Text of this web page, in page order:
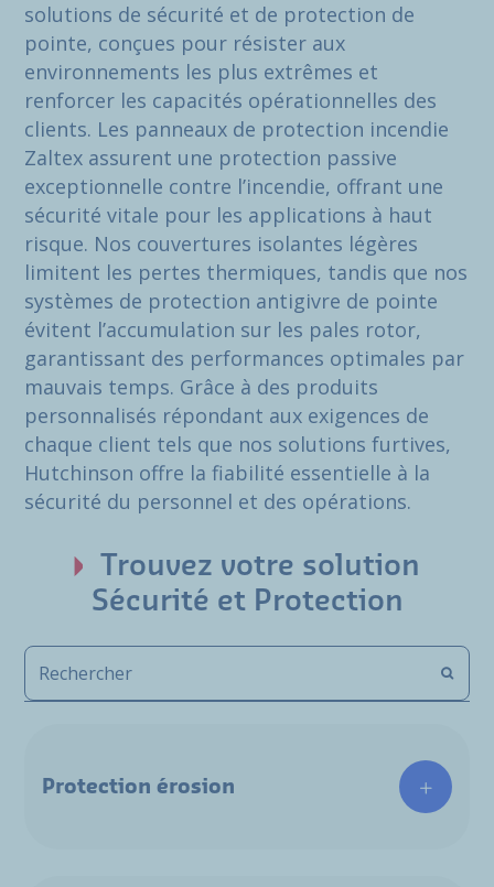
solutions de sécurité et de protection de
pointe, conçues pour résister aux
environnements les plus extrêmes et
renforcer les capacités opérationnelles des
clients. Les panneaux de protection incendie
Zaltex assurent une protection passive
exceptionnelle contre l’incendie, offrant une
sécurité vitale pour les applications à haut
risque. Nos couvertures isolantes légères
limitent les pertes thermiques, tandis que nos
systèmes de protection antigivre de pointe
évitent l’accumulation sur les pales rotor,
garantissant des performances optimales par
mauvais temps. Grâce à des produits
personnalisés répondant aux exigences de
chaque client tels que nos solutions furtives,
Hutchinson offre la fiabilité essentielle à la
sécurité du personnel et des opérations.
Trouvez votre solution
Sécurité et Protection
Protection érosion